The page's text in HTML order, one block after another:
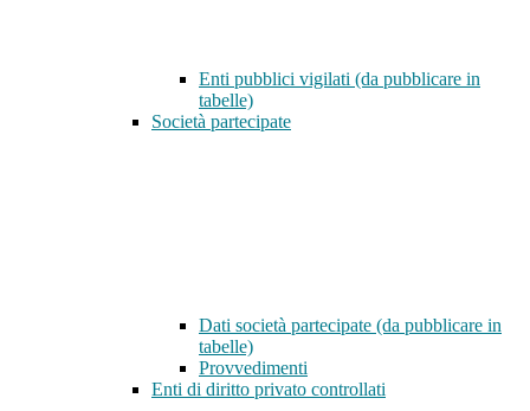
Enti pubblici vigilati (da pubblicare in
tabelle)
Società partecipate
Dati società partecipate (da pubblicare in
tabelle)
Provvedimenti
Enti di diritto privato controllati